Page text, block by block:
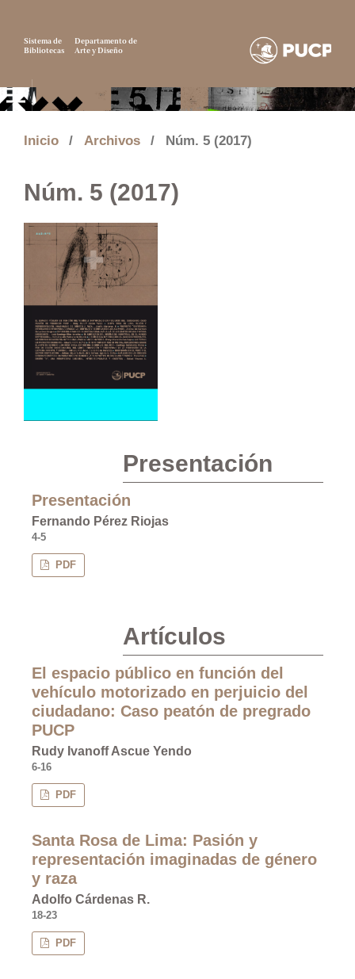
Sistema de
Bibliotecas
Departamento de
Arte y Diseño
Inicio / Archivos / Núm. 5 (2017)
Núm. 5 (2017)
Presentación
Presentación
Fernando Pérez Riojas
4-5
PDF
Artículos
El espacio público en función del
vehículo motorizado en perjuicio del
ciudadano: Caso peatón de pregrado
PUCP
Rudy Ivanoff Ascue Yendo
6-16
PDF
Santa Rosa de Lima: Pasión y
representación imaginadas de género
y raza
Adolfo Cárdenas R.
18-23
PDF